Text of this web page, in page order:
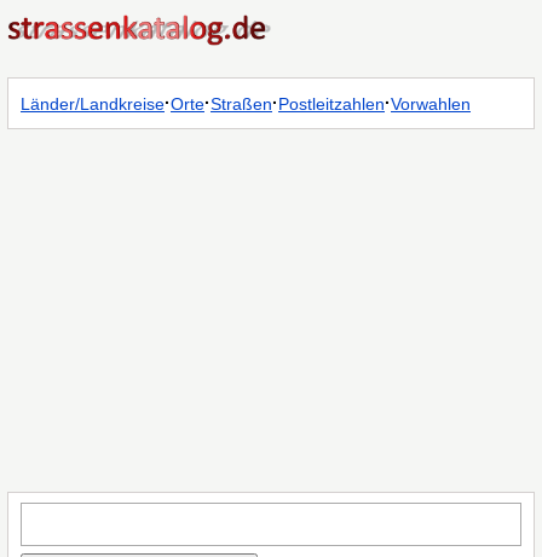
Länder/Landkreise·Orte·Straßen·Postleitzahlen·Vorwahlen